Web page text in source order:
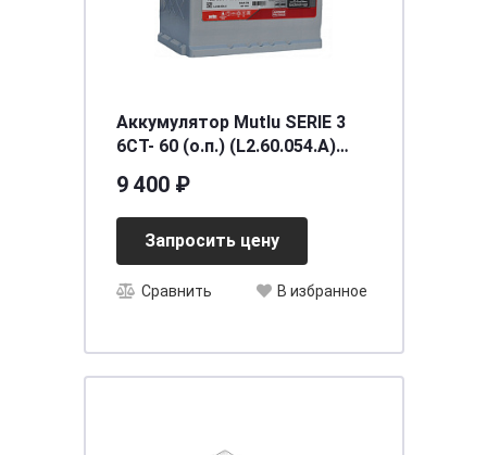
Аккумулятор Mutlu SERIE 3
6CT- 60 (о.п.) (L2.60.054.A)
9 400 ₽
Запросить цену
Сравнить В избранное